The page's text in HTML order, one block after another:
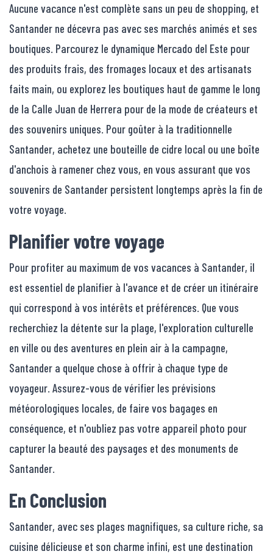
Aucune vacance n'est complète sans un peu de shopping, et
Santander ne décevra pas avec ses marchés animés et ses
boutiques. Parcourez le dynamique Mercado del Este pour
des produits frais, des fromages locaux et des artisanats
faits main, ou explorez les boutiques haut de gamme le long
de la Calle Juan de Herrera pour de la mode de créateurs et
des souvenirs uniques. Pour goûter à la traditionnelle
Santander, achetez une bouteille de cidre local ou une boîte
d'anchois à ramener chez vous, en vous assurant que vos
souvenirs de Santander persistent longtemps après la fin de
votre voyage.
Planifier votre voyage
Pour profiter au maximum de vos vacances à Santander, il
est essentiel de planifier à l'avance et de créer un itinéraire
qui correspond à vos intérêts et préférences. Que vous
recherchiez la détente sur la plage, l'exploration culturelle
en ville ou des aventures en plein air à la campagne,
Santander a quelque chose à offrir à chaque type de
voyageur. Assurez-vous de vérifier les prévisions
météorologiques locales, de faire vos bagages en
conséquence, et n'oubliez pas votre appareil photo pour
capturer la beauté des paysages et des monuments de
Santander.
En Conclusion
Santander, avec ses plages magnifiques, sa culture riche, sa
cuisine délicieuse et son charme infini, est une destination